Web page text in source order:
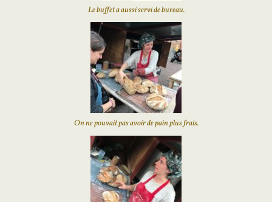
Le buffet a aussi servi de bureau.
On ne pouvait pas avoir de pain plus frais.